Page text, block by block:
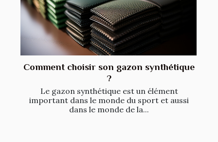
Comment choisir son gazon synthétique
?
Le gazon synthétique est un élément
important dans le monde du sport et aussi
dans le monde de la...